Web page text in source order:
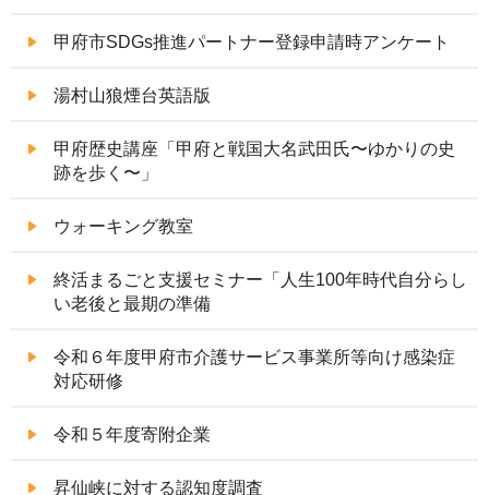
甲府市SDGs推進パートナー登録申請時アンケート
湯村山狼煙台英語版
甲府歴史講座「甲府と戦国大名武田氏〜ゆかりの史
跡を歩く〜」
ウォーキング教室
終活まるごと支援セミナー「人生100年時代自分らし
い老後と最期の準備
令和６年度甲府市介護サービス事業所等向け感染症
対応研修
令和５年度寄附企業
昇仙峡に対する認知度調査